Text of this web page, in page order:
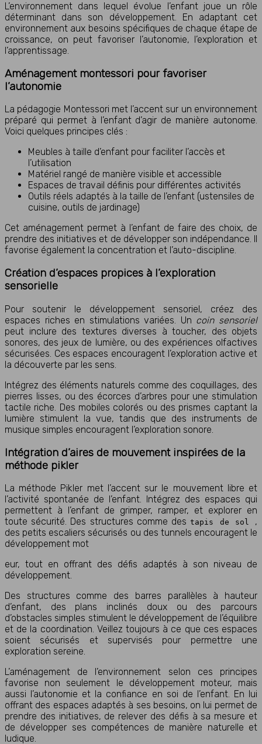
L’environnement dans lequel évolue l’enfant joue un rôle
déterminant dans son développement. En adaptant cet
environnement aux besoins spécifiques de chaque étape de
croissance, on peut favoriser l’autonomie, l’exploration et
l’apprentissage.
Aménagement montessori pour favoriser
l’autonomie
La pédagogie Montessori met l’accent sur un environnement
préparé qui permet à l’enfant d’agir de manière autonome.
Voici quelques principes clés :
Meubles à taille d’enfant pour faciliter l’accès et
l’utilisation
Matériel rangé de manière visible et accessible
Espaces de travail définis pour différentes activités
Outils réels adaptés à la taille de l’enfant (ustensiles de
cuisine, outils de jardinage)
Cet aménagement permet à l’enfant de faire des choix, de
prendre des initiatives et de développer son indépendance. Il
favorise également la concentration et l’auto-discipline.
Création d’espaces propices à l’exploration
sensorielle
Pour soutenir le développement sensoriel, créez des
espaces riches en stimulations variées. Un coin sensoriel
peut inclure des textures diverses à toucher, des objets
sonores, des jeux de lumière, ou des expériences olfactives
sécurisées. Ces espaces encouragent l’exploration active et
la découverte par les sens.
Intégrez des éléments naturels comme des coquillages, des
pierres lisses, ou des écorces d’arbres pour une stimulation
tactile riche. Des mobiles colorés ou des prismes captant la
lumière stimulent la vue, tandis que des instruments de
musique simples encouragent l’exploration sonore.
Intégration d’aires de mouvement inspirées de la
méthode pikler
La méthode Pikler met l’accent sur le mouvement libre et
l’activité spontanée de l’enfant. Intégrez des espaces qui
permettent à l’enfant de grimper, ramper, et explorer en
toute sécurité. Des structures comme destapis de sol ,
des petits escaliers sécurisés ou des tunnels encouragent le
développement mot
eur, tout en offrant des défis adaptés à son niveau de
développement.
Des structures comme des barres parallèles à hauteur
d’enfant, des plans inclinés doux ou des parcours
d’obstacles simples stimulent le développement de l’équilibre
et de la coordination. Veillez toujours à ce que ces espaces
soient sécurisés et supervisés pour permettre une
exploration sereine.
L’aménagement de l’environnement selon ces principes
favorise non seulement le développement moteur, mais
aussi l’autonomie et la confiance en soi de l’enfant. En lui
offrant des espaces adaptés à ses besoins, on lui permet de
prendre des initiatives, de relever des défis à sa mesure et
de développer ses compétences de manière naturelle et
ludique.